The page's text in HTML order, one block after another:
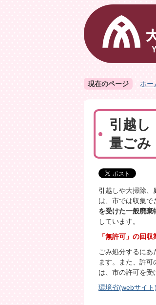
現在のページ ホー
引越し
量ごみ
引越しや大掃除、
は、市では収集で
を受けた一般廃棄
しています。
「無許可」の回
ごみ処分するに
ます。また、許
は、市の許可を受
環境省(webサイト